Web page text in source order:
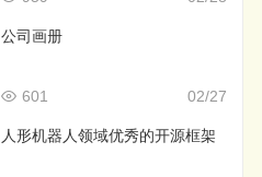
公司画册
02/27
601
人形机器人领域优秀的开源框架